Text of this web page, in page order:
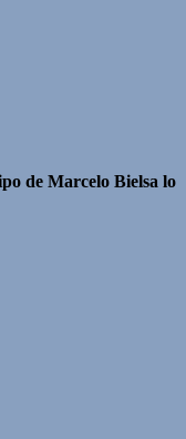
de Marcelo Bielsa lo